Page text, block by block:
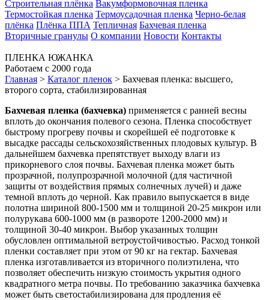
Строительная плёнка Вакумформовочная пленка
Термостойкая пленка Термоусадочная пленка Черно-белая
плёнка Плёнка ППА Тепличная Бахчевая пленка
Вторичные гранулы О компании Новости Контакты
ПЛЕНКА ЮЖАНКА
Работаем с 2000 года
Главная > Каталог пленок > Бахчевая пленка: высшего,
второго сорта, стабилизированная
Бахчевая пленка (бахчевка) применяется с ранней весны
вплоть до окончания полевого сезона. Пленка способствует
быстрому прогреву почвы и скорейшей её подготовке к
высадке рассады сельскохозяйственных плодовых культур. В
дальнейшем бахчевка препятствует выходу влаги из
прикорневого слоя почвы. Бахчевая пленка может быть
прозрачной, полупрозрачной молочной (для частичной
защиты от воздействия прямых солнечных лучей) и даже
темной вплоть до черной. Как правило выпускается в виде
полотна шириной 800-1500 мм и толщиной 20-25 микрон или
полурукава 600-1000 мм (в развороте 1200-2000 мм) и
толщиной 30-40 микрон. Выбор указанных толщин
обусловлен оптимальной ветроустойчивостью. Расход тонкой
пленки составляет при этом от 90 кг на гектар. Бахчевая
пленка изготавливается из вторичного полиэтилена, что
позволяет обеспечить низкую стоимость укрытия одного
квадратного метра почвы. По требованию заказчика бахчевка
может быть светостабилизирована для продления её